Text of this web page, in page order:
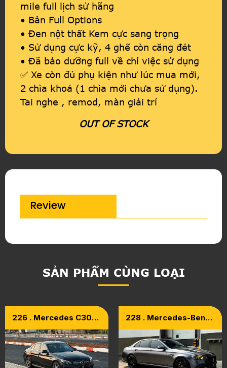
mile full lịch sử hãng
• Bản Full Options
• Đen nột thất Kem cực sang trọng
• Sử dụng cực kỹ, 4 ghế còn căng đét
• Đã bảo dưỡng full về chỉ việc sử dụng
✅ Xe còn đủ phụ kiện như lúc mua mới,
2 chìa khoá (1 chìa mới chưa sử dụng).
Tai nghe , remod, màn giải trí
OUT OF STOCK
Review
SẢN PHẨM CÙNG LOẠI
226 . Mercedes C300
228 . Mercedes-Benz